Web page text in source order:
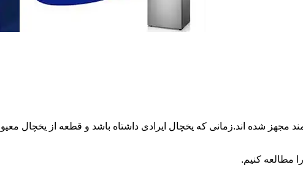
مجهز شده اند.زمانی که یخچال ایرادی داشتاه باشد و قطعه از
مطالعه کنیم.